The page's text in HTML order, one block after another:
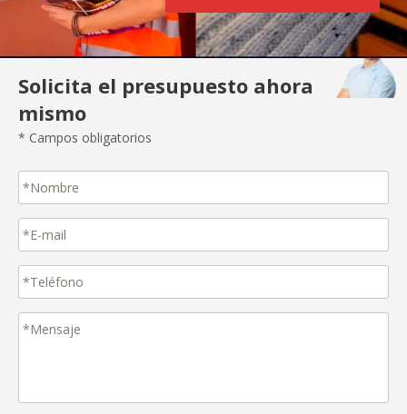
Solicita el presupuesto ahora
mismo
* Campos obligatorios